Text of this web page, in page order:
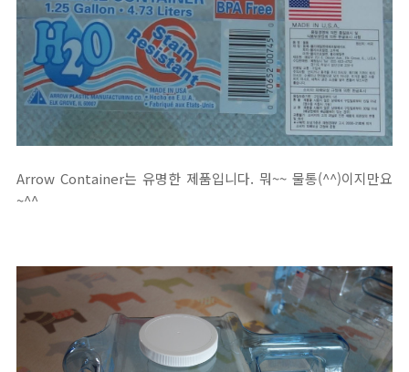
Arrow Container는 유명한 제품입니다. 뭐~~ 물통(^^)이지만요
~^^